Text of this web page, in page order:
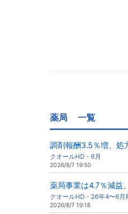
薬局 一覧
調剤報酬3.5％増、処
クオールHD・6月
2026/8/7 19:50
薬局事業は4.7％減益
クオールHD・26年4〜6月
2026/8/7 19:18